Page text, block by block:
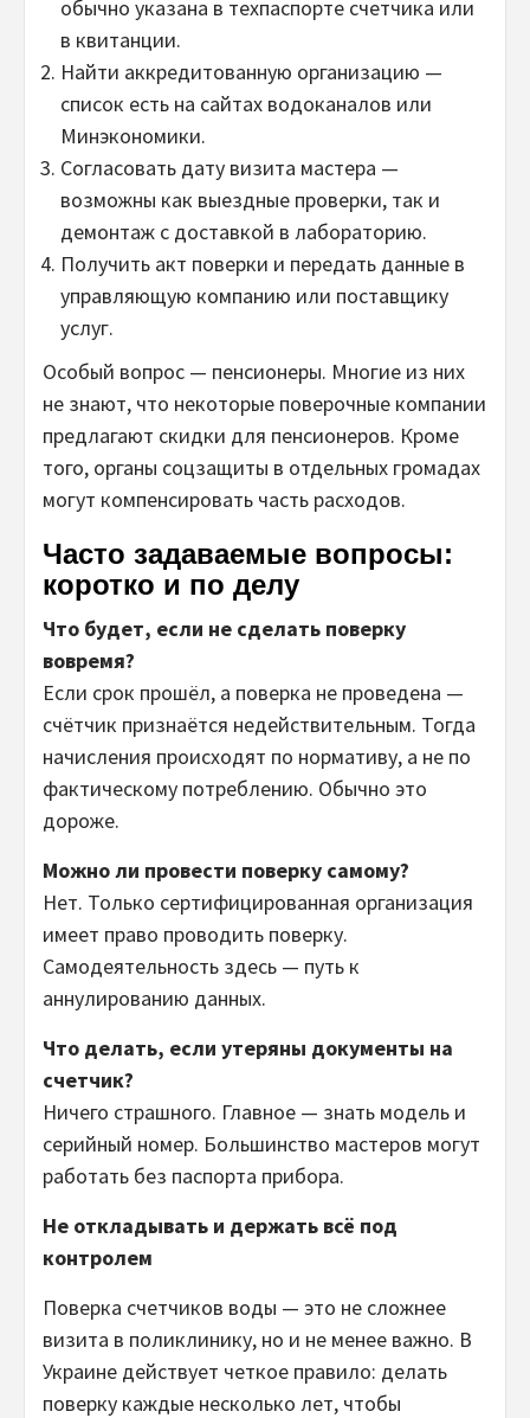
обычно указана в техпаспорте счетчика или
в квитанции.
Найти аккредитованную организацию —
список есть на сайтах водоканалов или
Минэкономики.
Согласовать дату визита мастера —
возможны как выездные проверки, так и
демонтаж с доставкой в лабораторию.
Получить акт поверки и передать данные в
управляющую компанию или поставщику
услуг.
Особый вопрос — пенсионеры. Многие из них
не знают, что некоторые поверочные компании
предлагают скидки для пенсионеров. Кроме
того, органы соцзащиты в отдельных громадах
могут компенсировать часть расходов.
Часто задаваемые вопросы:
коротко и по делу
Что будет, если не сделать поверку
вовремя?
Если срок прошёл, а поверка не проведена —
счётчик признаётся недействительным. Тогда
начисления происходят по нормативу, а не по
фактическому потреблению. Обычно это
дороже.
Можно ли провести поверку самому?
Нет. Только сертифицированная организация
имеет право проводить поверку.
Самодеятельность здесь — путь к
аннулированию данных.
Что делать, если утеряны документы на
счетчик?
Ничего страшного. Главное — знать модель и
серийный номер. Большинство мастеров могут
работать без паспорта прибора.
Не откладывать и держать всё под
контролем
Поверка счетчиков воды — это не сложнее
визита в поликлинику, но и не менее важно. В
Украине действует четкое правило: делать
поверку каждые несколько лет, чтобы